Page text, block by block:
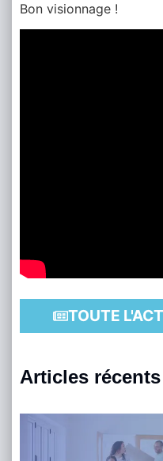
Bon visionnage !
TOUTE
Articles récents